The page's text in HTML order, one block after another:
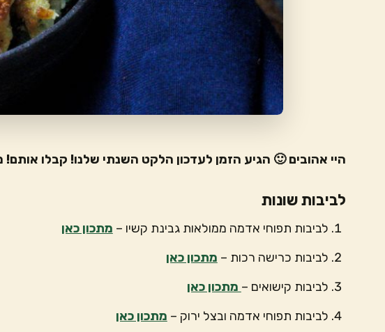
היי אהובים 🙂 הגיע הזמן לעדכון הלקט השנתי שלנו! קבלו אותם!
לביבות שונות
לביבות תפוחי אדמה ממולאות גבינת קשיו – מתכון כאן
לביבות כרישה רכות – מתכון כאן
לביבות קישואים – מתכון כאן
לביבות תפוחי אדמה ובצל ירוק – מתכון כאן